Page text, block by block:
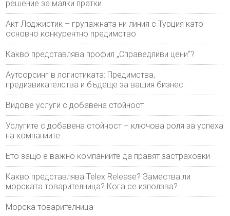
решение за малки пратки
Акт Лоджистик – групажната ни линия с Турция като
основно конкурентно предимство
Какво представлява профил „Справедливи цени“?
Аутсорсинг в логистиката: Предимства,
предизвикателства и бъдеще за вашия бизнес.
Видове услуги с добавена стойност
Услугите с добавена стойност – ключова роля за успеха
на компаниите
Ето защо е важно компаниите да правят застраховки
Какво представлява Telex Release? Замества ли
морската товарителница? Кога се използва?
Морска товарителница